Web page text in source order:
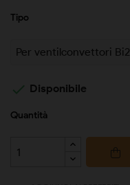
Tipo
 Disponibile
Quantità